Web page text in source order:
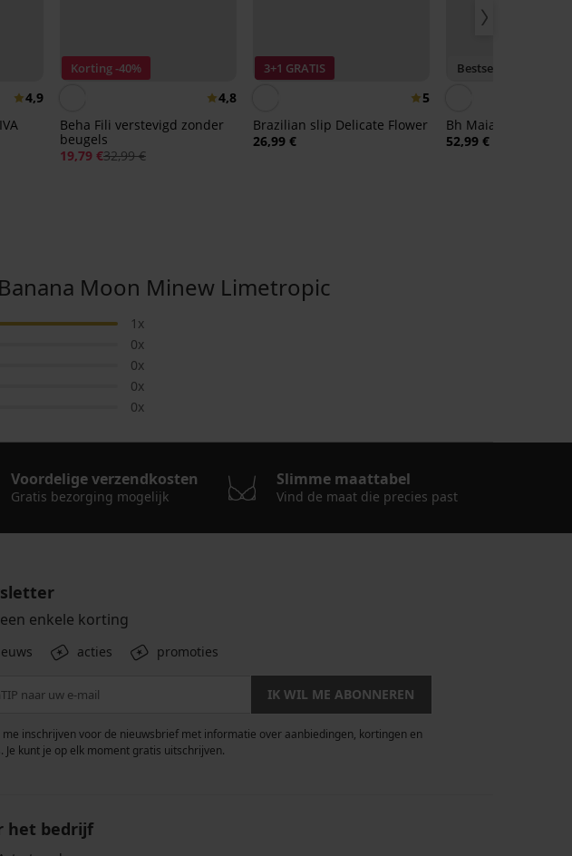
4,9
Korting -40%
4,8
Beha Fili verstevigd zonder
beugels
19,79 €32,99 €
3+1 GRATIS
5
Brazilian slip Delicate Flower
26,99 €
Bestseller
Bh Maia 4D
52,99 €
Moon Minew Limetropic
1x
0x
0x
0x
0x
Voordelige verzendkosten
Gratis bezorging mogelijk
Slimme maattabel
Vind de maat die precies past
enkele korting
acties promoties
IK WIL ME ABONNEREN
me inschrijven voor de nieuwsbrief met informatie over aanbiedingen, kortingen en
Je kunt je op elk moment gratis uitschrijven.
het bedrijf